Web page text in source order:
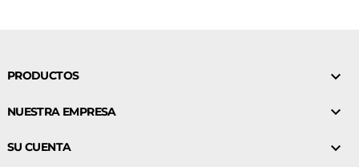
PRODUCTOS 
NUESTRA EMPRESA 
SU CUENTA 